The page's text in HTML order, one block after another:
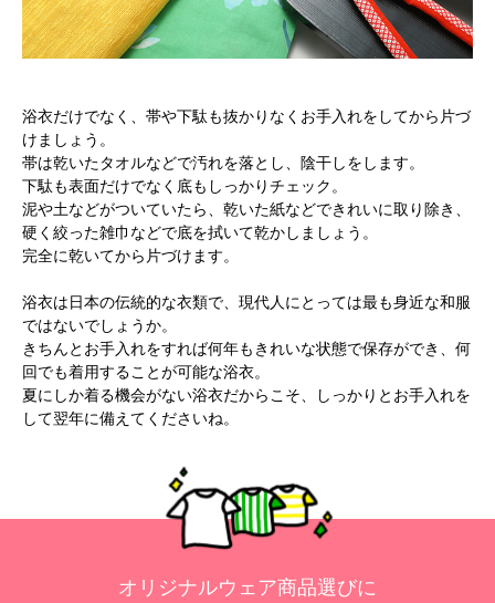
浴衣だけでなく、帯や下駄も抜かりなくお手入れをしてから片づ
けましょう。
帯は乾いたタオルなどで汚れを落とし、陰干しをします。
下駄も表面だけでなく底もしっかりチェック。
泥や土などがついていたら、乾いた紙などできれいに取り除き、
硬く絞った雑巾などで底を拭いて乾かしましょう。
完全に乾いてから片づけます。
浴衣は日本の伝統的な衣類で、現代人にとっては最も身近な和服
ではないでしょうか。
きちんとお手入れをすれば何年もきれいな状態で保存ができ、何
回でも着用することが可能な浴衣。
夏にしか着る機会がない浴衣だからこそ、しっかりとお手入れを
して翌年に備えてくださいね。
オリジナルウェア商品選びに